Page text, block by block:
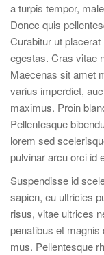
a turpis tempor,
Donec quis
Curabitur ut
egestas. Cras vitae
Maecenas sit amet
varius imperdiet,
maximus. Proin
Pellentesque
lorem sed
pulvinar arcu orci id
Suspendisse id
sapien, eu ultricies
risus, vitae ultrices
penatibus et
mus. Pellentesque